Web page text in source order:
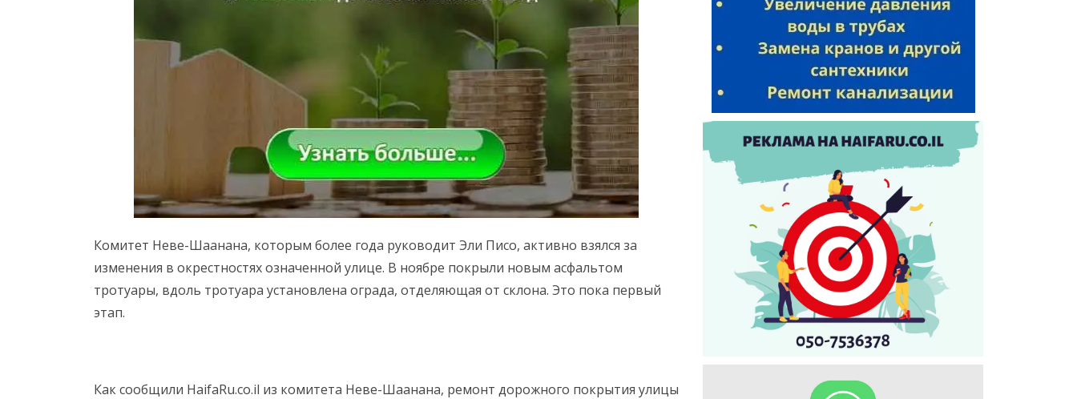
Комитет Неве-Шаанана, которым более года руководит Эли Писо, активно взялся за
изменения в окрестностях означенной улице. В ноябре покрыли новым асфальтом
тротуары, вдоль тротуара установлена ограда, отделяющая от склона. Это пока первый
этап.
Как сообщили HaifaRu.co.il из комитета Неве-Шаанана, ремонт дорожного покрытия улицы